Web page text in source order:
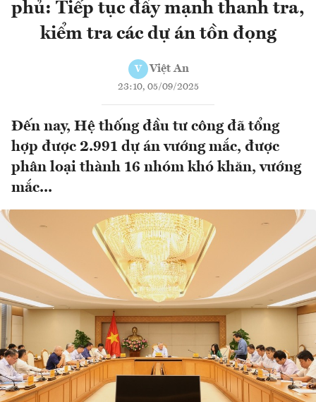
phủ: Tiếp tục đẩy mạnh thanh tra,
kiểm tra các dự án tồn đọng
V Việt An
23:10, 05/09/2025
Đến nay, Hệ thống đầu tư công đã tổng
hợp được 2.991 dự án vướng mắc, được
phân loại thành 16 nhóm khó khăn, vướng
mắc...